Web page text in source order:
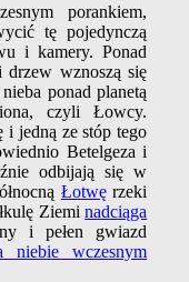
porankiem,
tę pojedynczą
i kamery. Ponad
drzew wznoszą się
ponad planetą
czyli Łowcy.
jedną ze stóp tego
Betelgeza i
odbijają się w
Łotwęrzeki
Zieminadciąga
i pełen gwiazd
niebie wczesnym